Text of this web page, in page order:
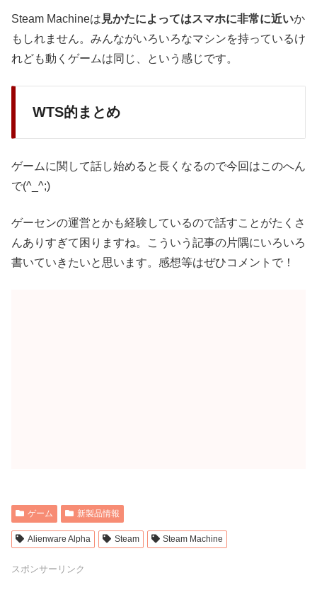
Steam Machineは 見かたによってはスマホに非常に近いか
もしれません。みんながいろいろなマシンを持っているけ
れども動くゲームは同じ、という感じです。
WTS的まとめ
ゲームに関して話し始めると長くなるので今回はこのへん
で(^_^;)
ゲーセンの運営とかも経験しているので話すことがたくさ
んありすぎて困りますね。こういう記事の片隅にいろいろ
書いていきたいと思います。感想等はぜひコメントで！
ゲーム 新製品情報
Alienware Alpha Steam Steam Machine
スポンサーリンク